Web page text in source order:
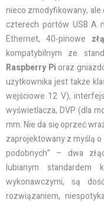
nieco zmodyfikowany, ale
czterech portów USB A
Ethernet, 40-pinowe
kompatybilnym ze
Raspberry Pioraz
użytkownika jest także
wejściowe 12 V),
wyświetlacza, DVP (dla
mm. Nie da się oprzeć
zaprojektowany z myślą
podobnych” – dwa
lubianym standardem
wykonawczymi, są
rozwiązaniem,